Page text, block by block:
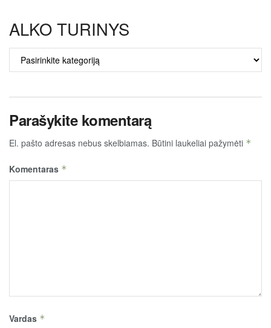
ALKO TURINYS
ALKO
TURINYS
Parašykite komentarą
El. pašto adresas nebus skelbiamas. Būtini laukeliai pažymėti *
Komentaras *
Vardas *